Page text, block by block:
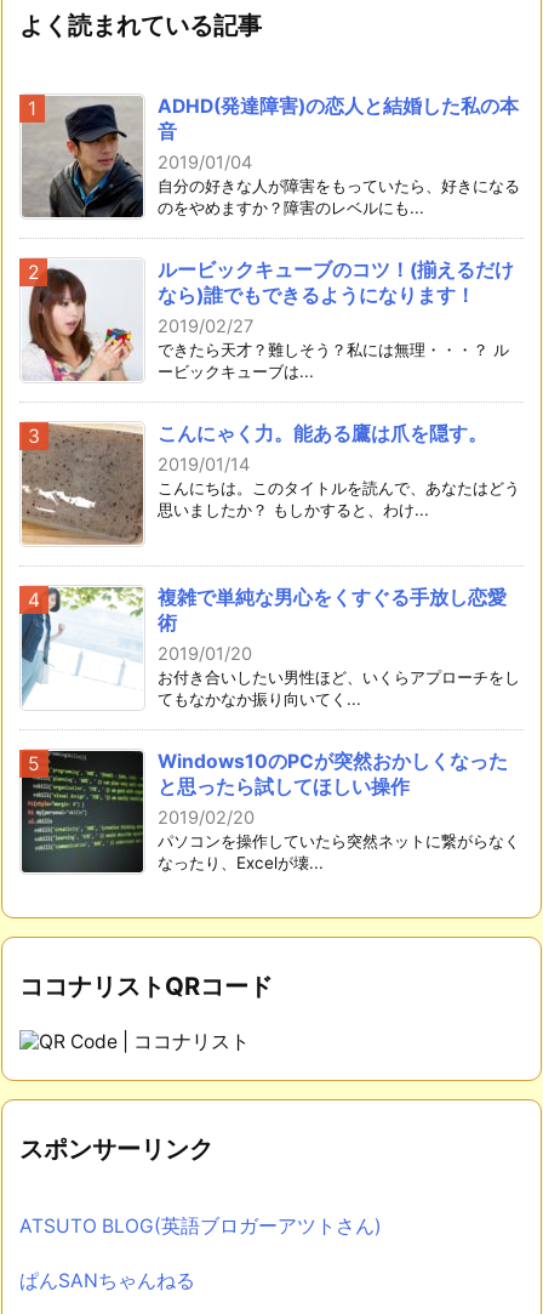
よく読まれている記事
ADHD(発達障害)の恋人と結婚した私の本
音
2019/01/04
自分の好きな人が障害をもっていたら、好きになる
のをやめますか？障害のレベルにも...
ルービックキューブのコツ！(揃えるだけ
なら)誰でもできるようになります！
2019/02/27
できたら天才？難しそう？私には無理・・・？ ル
ービックキューブは...
こんにゃく力。能ある鷹は爪を隠す。
2019/01/14
こんにちは。このタイトルを読んで、あなたはどう
思いましたか？ もしかすると、わけ...
複雑で単純な男心をくすぐる手放し恋愛
術
2019/01/20
お付き合いしたい男性ほど、いくらアプローチをし
てもなかなか振り向いてく...
Windows10のPCが突然おかしくなった
と思ったら試してほしい操作
2019/02/20
パソコンを操作していたら突然ネットに繋がらなく
なったり、Excelが壊...
ココナリストQRコード
スポンサーリンク
ATSUTO BLOG(英語ブロガーアツトさん)
ぱんSANちゃんねる